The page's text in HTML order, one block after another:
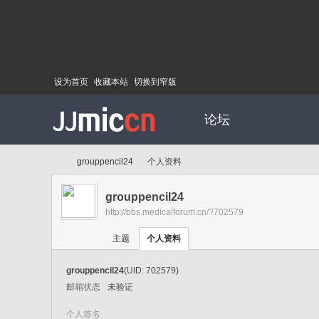
设为首页 收藏本站 切换到窄版
论坛
›
grouppencil24 个人资料
grouppencil24
http://bbs.medicalforum.cn/?702579
主题 个人资料
grouppencil24(UID: 702579)
邮箱状态
未验证
个人签名